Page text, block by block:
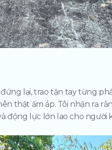
lại, trao tận tay từng
thật ấm áp. Tôi nhận ra
động lực lớn lao cho người